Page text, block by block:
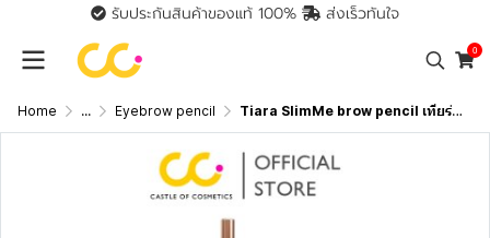
รับประกันสินค้าของแท้ 100% ส่งเร็วทันใจ
0
Home ... Eyebrow pencil Tiara SlimMe brow pencil เทียร่า ดินสอเขียนคิ้วหัวสลิม เส้นคม เนื้อนุ่ม เขียนง่าย